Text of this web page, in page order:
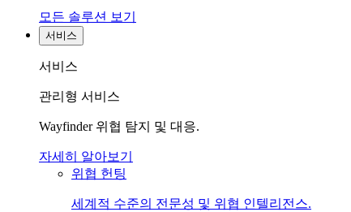
모든 솔루션 보기
서비스
서비스
관리형 서비스
Wayfinder 위협 탐지 및 대응.
자세히 알아보기
위협 헌팅
세계적 수준의 전문성 및 위협 인텔리전스.